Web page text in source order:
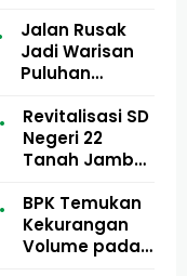
Artifisial bagi
Guru
Matematika
Motor Imum
Gampong, Uji
Nyali APH
Bermain di
Balik Rp250
Ribu
Jalan Rusak
Jadi Warisan
Puluhan
dan Tgk
Muharuddin
Kini Didesak
Revitalisasi SD
Negeri 22
Tanah Jambo
Miliar Tuai
Sorotan, Publik
Pertanyakan
BPK Temukan
Kekurangan
Volume pada